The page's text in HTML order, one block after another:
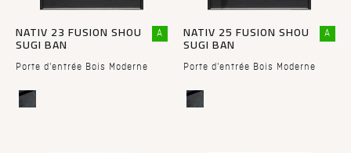
NATIV 23 FUSION SHOU
SUGI BAN
Porte d'entrée Bois Moderne
A NATIV 25 FUSION SHOU
SUGI BAN
Porte d'entrée Bois Moderne
A